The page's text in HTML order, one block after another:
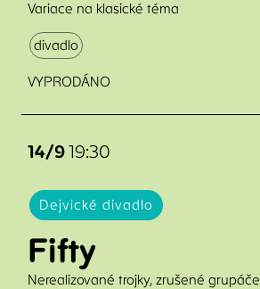
Variace na klasické téma
divadlo
VYPRODÁNO
14/919:30
Dejvické divadlo
Fifty
Nerealizované trojky, zrušené grupáče